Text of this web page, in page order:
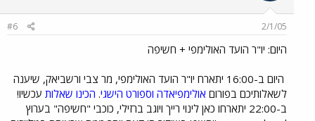
2/1/05
#6
היום: יו"ר הועד האולימפי + חשיפה
היום ב-16:00 יתארח יו"ר הועד האולימפי, מר צבי ורשביאק, שיענה
לשאלותיכם בפורום אולימפיאדה וספורט הישגי. הכינו שאלות עכשיו!
ב-22:00 יתארחו כאן לינוי רייך ויוגב ברזילי, כוכבי "חשיפה" בערוץ